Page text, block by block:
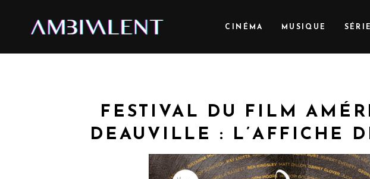
CINÉMA MUSIQUE
FESTIVAL DU FILM
DEAUVILLE : L’AFFICHE